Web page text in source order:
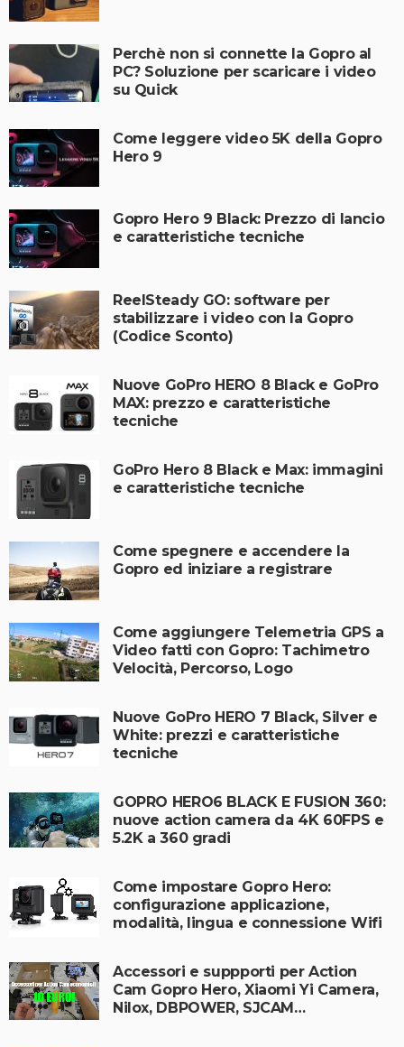
Perchè non si connette la Gopro al
PC? Soluzione per scaricare i video
su Quick
Come leggere video 5K della Gopro
Hero 9
Gopro Hero 9 Black: Prezzo di lancio
e caratteristiche tecniche
ReelSteady GO: software per
stabilizzare i video con la Gopro
(Codice Sconto)
Nuove GoPro HERO 8 Black e GoPro
MAX: prezzo e caratteristiche
tecniche
GoPro Hero 8 Black e Max: immagini
e caratteristiche tecniche
Come spegnere e accendere la
Gopro ed iniziare a registrare
Come aggiungere Telemetria GPS a
Video fatti con Gopro: Tachimetro
Velocità, Percorso, Logo
Nuove GoPro HERO 7 Black, Silver e
White: prezzi e caratteristiche
tecniche
GOPRO HERO6 BLACK E FUSION 360:
nuove action camera da 4K 60FPS e
5.2K a 360 gradi
Come impostare Gopro Hero:
configurazione applicazione,
modalità, lingua e connessione Wifi
Accessori e suppporti per Action
Cam Gopro Hero, Xiaomi Yi Camera,
Nilox, DBPOWER, SJCAM…